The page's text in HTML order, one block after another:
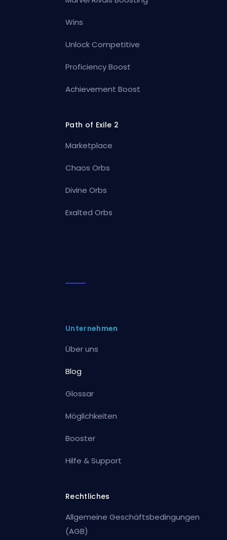
Wins
Unlock Competitive
Proficiency Boost
Achievement Boost
Path of Exile 2
Marketplace
Chaos Orbs
Divine Orbs
Exalted Orbs
Unternehmen
Über uns
Blog
Glossar
Möglichkeiten
Booster
Hilfe & Support
Rechtliches
Allgemeine Geschäftsbedingungen
(AGB)